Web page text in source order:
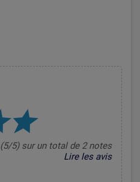
(5/5) sur un total de 2 notes
Lire les avis